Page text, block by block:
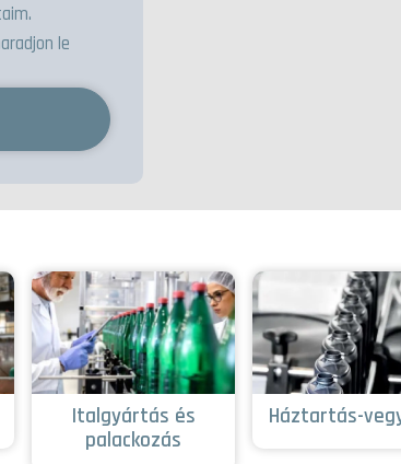
le
Italgyártás és
palackozás
Háztartás-